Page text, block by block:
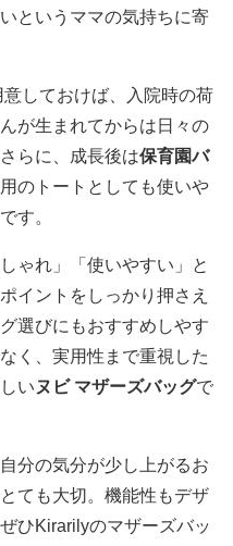
というママの気持ちに寄
しておけば、入院時の荷
が生まれてからは日々の
らに、成長後は保育園バ
のトートとしても使いや
す。
ゃれ」「使いやすい」と
イントをしっかり押さえ
選びにもおすすめしやす
く、実用性まで重視した
い ヌビ マザーズバッグで
分の気分が少し上がるお
ても大切。機能性もデザ
ひKirarilyのマザーズバッ